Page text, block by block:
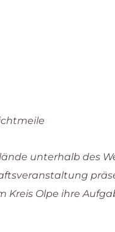
unterhalb des
Kreis Olpe ihre